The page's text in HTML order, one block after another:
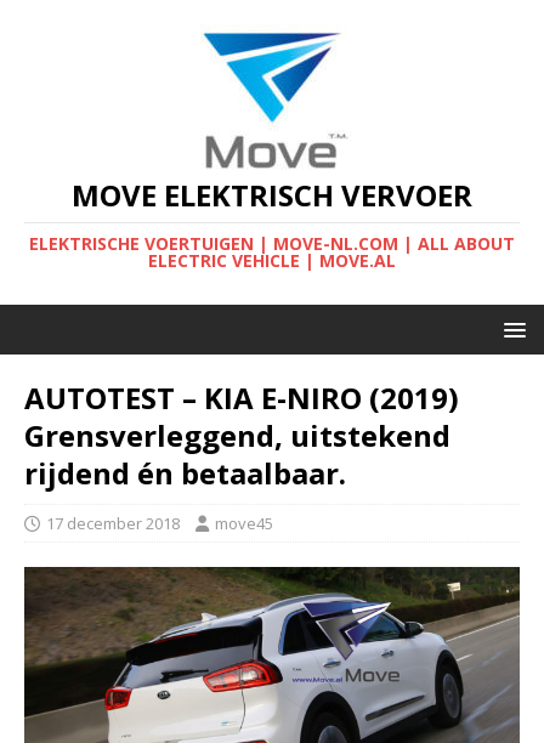
MOVE ELEKTRISCH VERVOER
ELEKTRISCHE VOERTUIGEN | MOVE-NL.COM | ALL ABOUT
ELECTRIC VEHICLE | MOVE.AL
AUTOTEST – KIA E-NIRO (2019)
Grensverleggend, uitstekend
rijdend én betaalbaar.
17 december 2018 move45